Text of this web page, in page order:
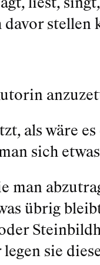
davor stellen
als wäre
sich
man
übrig
sie